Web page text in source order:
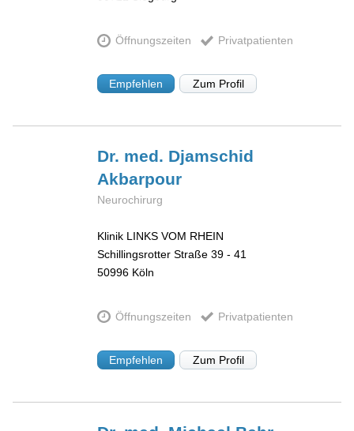
Öffnungszeiten Privatpatienten
Empfehlen Zum Profil
Dr. med. Djamschid
Akbarpour
Neurochirurg
Klinik LINKS VOM RHEIN
Schillingsrotter Straße 39 - 41
50996 Köln
Öffnungszeiten Privatpatienten
Empfehlen Zum Profil